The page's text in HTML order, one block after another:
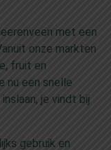
met een
onze markten
fruit en
nu een snelle
je vindt bij
gebruik en